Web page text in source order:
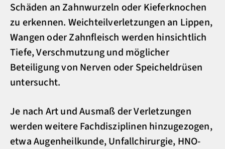
Schäden an Zahnwurzeln oder Kieferknochen
zu erkennen. Weichteilverletzungen an Lippen,
Wangen oder Zahnfleisch werden hinsichtlich
Tiefe, Verschmutzung und möglicher
Beteiligung von Nerven oder Speicheldrüsen
untersucht.
Je nach Art und Ausmaß der Verletzungen
werden weitere Fachdisziplinen hinzugezogen,
etwa Augenheilkunde, Unfallchirurgie, HNO-